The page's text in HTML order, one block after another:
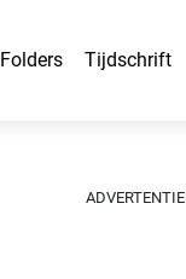
Folders Tijdschrift
ADVERTENTIE